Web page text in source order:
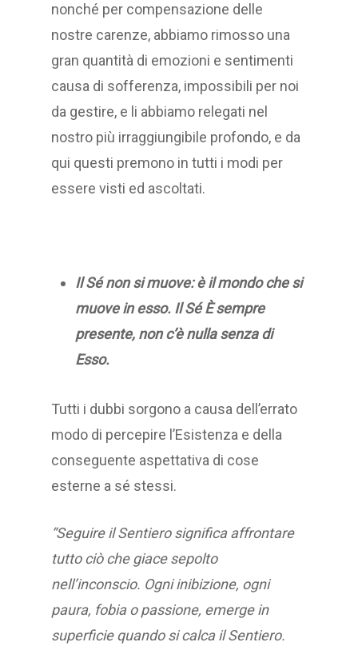
nonché per compensazione delle
nostre carenze, abbiamo rimosso una
gran quantità di emozioni e sentimenti
causa di sofferenza, impossibili per noi
da gestire, e li abbiamo relegati nel
nostro più irraggiungibile profondo, e da
qui questi premono in tutti i modi per
essere visti ed ascoltati.
Il Sé non si muove: è il mondo che si
muove in esso. Il Sé È sempre
presente, non c’è nulla senza di
Esso.
Tutti i dubbi sorgono a causa dell’errato
modo di percepire l’Esistenza e della
conseguente aspettativa di cose
esterne a sé stessi.
“Seguire il Sentiero significa affrontare
tutto ciò che giace sepolto
nell’inconscio. Ogni inibizione, ogni
paura, fobia o passione, emerge in
superficie quando si calca il Sentiero.